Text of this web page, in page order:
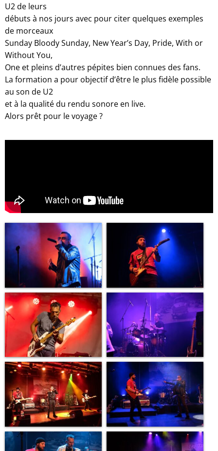
U2 de leurs
débuts à nos jours avec pour citer quelques exemples
de morceaux
Sunday Bloody Sunday, New Year’s Day, Pride, With or
Without You,
One et pleins d’autres pépites bien connues des fans.
La formation a pour objectif d’être le plus fidèle possible
au son de U2
et à la qualité du rendu sonore en live.
Alors prêt pour le voyage ?